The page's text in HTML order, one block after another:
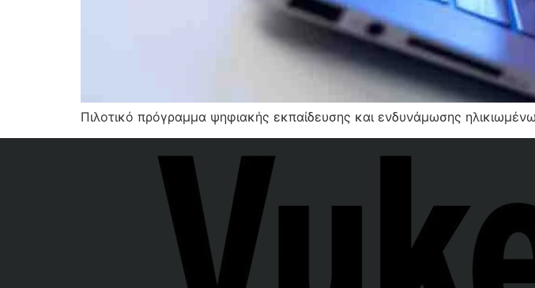
Πιλοτικό πρόγραμμα ψηφιακής εκπαίδευσης και ενδυνάμωσης